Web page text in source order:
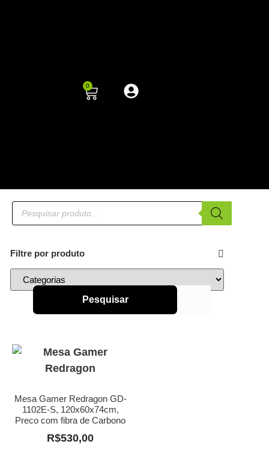
0
Filtre por produto
Pesquisar
Mesa Gamer Redragon GD-
1102E-S, 120x60x74cm,
Preco com fibra de Carbono
R$530,00